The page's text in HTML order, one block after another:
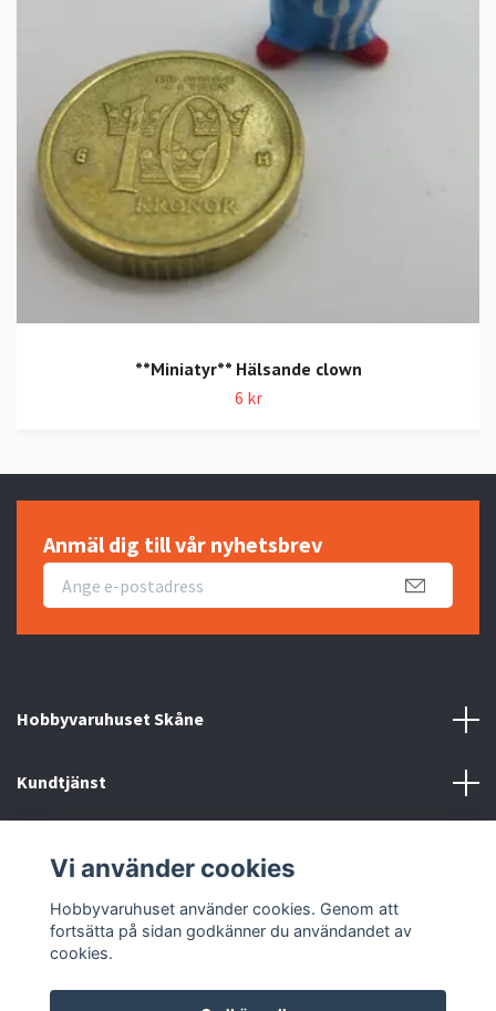
**Miniatyr** Hälsande clown
6 kr
Anmäl dig till vår nyhetsbrev
Hobbyvaruhuset Skåne
Kundtjänst
Sociala medier
Vi använder cookies
Hobbyvaruhuset använder cookies. Genom att
fortsätta på sidan godkänner du användandet av
cookies.